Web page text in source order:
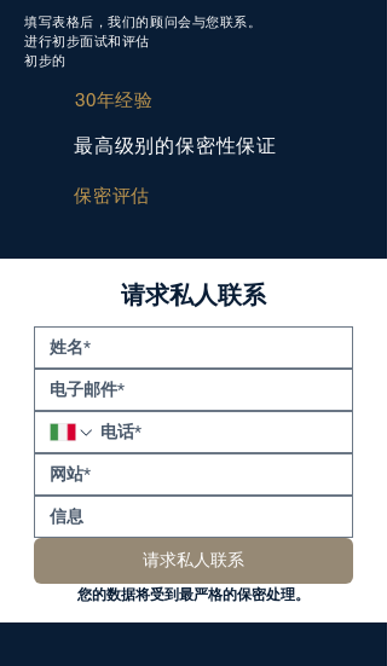
填写表格后，我们的顾问会与您联系。
进行初步面试和评估
初步的
30年经验
最高级别的保密性保证
保密评估
请求私人联系
请求私人联系
您的数据将受到最严格的保密处理。